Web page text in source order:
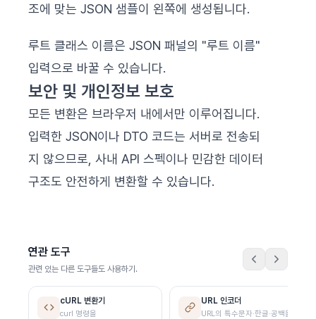
조에 맞는 JSON 샘플이 왼쪽에 생성됩니다.
루트 클래스 이름은 JSON 패널의 "루트 이름"
입력으로 바꿀 수 있습니다.
보안 및 개인정보 보호
모든 변환은 브라우저 내에서만 이루어집니다.
입력한 JSON이나 DTO 코드는 서버로 전송되
지 않으므로, 사내 API 스펙이나 민감한 데이터
구조도 안전하게 변환할 수 있습니다.
연관 도구
관련 있는 다른 도구들도 사용하기.
cURL 변환기
curl 명령을
URL 인코더
URL의 특수문자·한글·공백을